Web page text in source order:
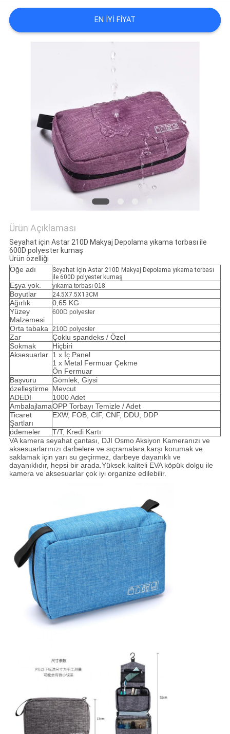
EN IYI FIYAT
Ürün Açıklaması
Seyahat için Astar 210D Makyaj Depolama yıkama torbası ile
600D polyester kumaş
Ürün özelliği
Öğe adı
Seyahat için Astar 210D Makyaj Depolama yıkama torbası
ile 600D polyester kumaş
Eşya yok. yıkama torbası 018
Boyutlar 24.5X7.5X13CM
Ağırlık
0,65 KG
Yüzey
Malzemesi
600D polyester
Orta tabaka 210D polyester
Zar
Çoklu spandeks / Özel
Sokmak
Hiçbiri
Aksesuarlar 1 x İç Panel
1 x Metal Fermuar Çekme
Ön Fermuar
Başvuru
Gömlek, Giysi
özelleştirme Mevcut
ADEDI
1000 Adet
AmbalajlamaOPP Torbayı Temizle / Adet
Ticaret
Şartları
EXW, FOB, CIF, CNF, DDU, DDP
ödemeler
T/T, Kredi Kartı
VA kamera seyahat çantası, DJI Osmo Aksiyon Kameranızı ve
aksesuarlarınızı darbelere ve sıçramalara karşı korumak ve
saklamak için yarı su geçirmez, darbeye dayanıklı ve
dayanıklıdır, hepsi bir arada.Yüksek kaliteli EVA köpük dolgu ile
kamera ve aksesuarlar çok iyi organize edilebilir.